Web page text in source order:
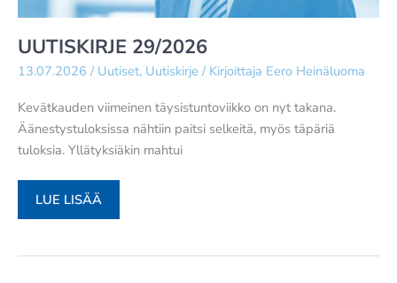
UUTISKIRJE 29/2026
13.07.2026 / Uutiset, Uutiskirje / Kirjoittaja Eero Heinäluoma
Kevätkauden viimeinen täysistuntoviikko on nyt takana.
Äänestystuloksissa nähtiin paitsi selkeitä, myös täpäriä
tuloksia. Yllätyksiäkin mahtui
UUTISKIRJE
29/2026
LUE LISÄÄ